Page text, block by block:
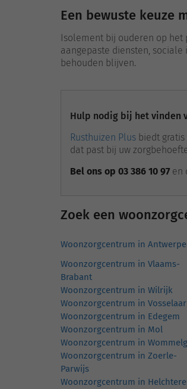
Een bewuste keuze
Isolement bij ouderen op
aangepaste diensten,
behouden blijven.
Hulp nodig bij het vinden
Rusthuizen Plus biedt
dat past bij uw
Bel ons op 03 386 10 97 en
Zoek een
Woonzorgcentrum in
Woonzorgcentrum in Vlaams-
Brabant
Woonzorgcentrum in Wilrijk
Woonzorgcentrum in Vosselaar
Woonzorgcentrum in Edegem
Woonzorgcentrum in Mol
Woonzorgcentrum in
Woonzorgcentrum in Zoerle-
Parwijs
Woonzorgcentrum in